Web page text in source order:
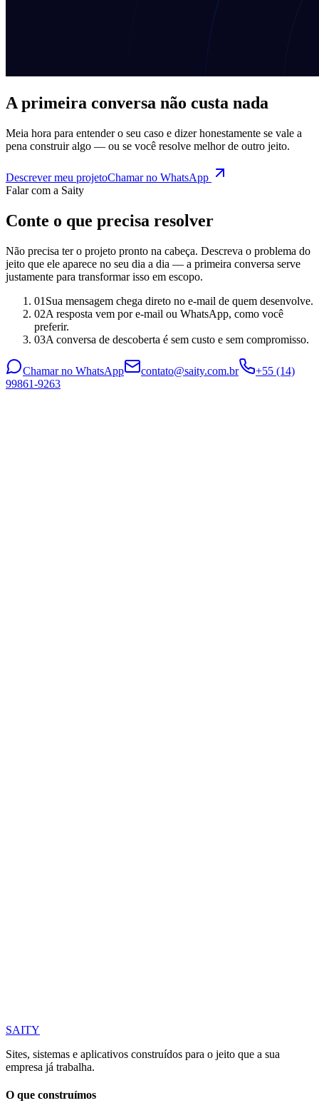
A primeira conversa não custa nada
Meia hora para entender o seu caso e dizer honestamente se vale a
pena construir algo — ou se você resolve melhor de outro jeito.
Descrever meu projetoChamar no WhatsApp
Falar com a Saity
Conte o que precisa resolver
Não precisa ter o projeto pronto na cabeça. Descreva o problema do
jeito que ele aparece no seu dia a dia — a primeira conversa serve
justamente para transformar isso em escopo.
01 Sua mensagem chega direto no e-mail de quem desenvolve.
02A resposta vem por e-mail ou WhatsApp, como você
preferir.
03A conversa de descoberta é sem custo e sem compromisso.
Chamar no WhatsApp contato@saity.com.br
+55 (14)
99861-9263
SAITY
Sites, sistemas e aplicativos construídos para o jeito que a sua
empresa já trabalha.
O que construímos